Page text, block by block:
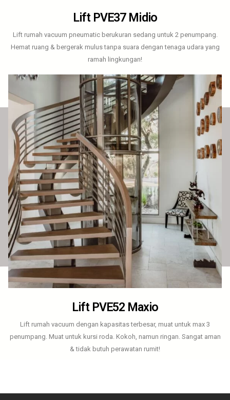
Lift PVE37 Midio
Lift rumah vacuum pneumatic berukuran sedang untuk 2 penumpang.
Hemat ruang & bergerak mulus tanpa suara dengan tenaga udara yang
ramah lingkungan!
Lift PVE52 Maxio
Lift rumah vacuum dengan kapasitas terbesar, muat untuk max 3
penumpang. Muat untuk kursi roda. Kokoh, namun ringan. Sangat aman
& tidak butuh perawatan rumit!